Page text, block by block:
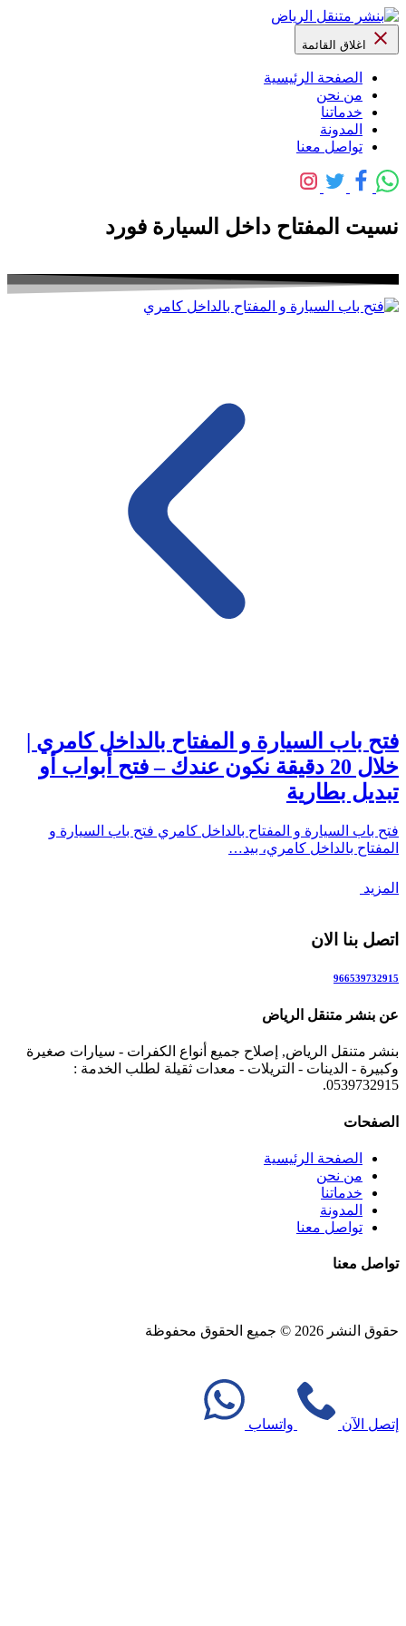
اغلاق القائمة
الصفحة الرئيسية
من نحن
خدماتنا
المدونة
تواصل معنا
نسيت المفتاح داخل السيارة فورد
فتح باب السيارة و المفتاح بالداخل كامري |
خلال 20 دقيقة نكون عندك – فتح أبواب أو
تبديل بطارية
فتح باب السيارة و المفتاح بالداخل كامري فتح باب السيارة و
المفتاح بالداخل كامري، بيد…
المزيد
اتصل بنا الان
966539732915
عن بنشر متنقل الرياض
بنشر متنقل الرياض, إصلاح جميع أنواع الكفرات - سيارات صغيرة
وكبيرة - الدينات - التريلات - معدات ثقيلة لطلب الخدمة :
0539732915.
الصفحات
الصفحة الرئيسية
من نحن
خدماتنا
المدونة
تواصل معنا
تواصل معنا
حقوق النشر 2026 © جميع الحقوق محفوظة
إتصل الآن واتساب